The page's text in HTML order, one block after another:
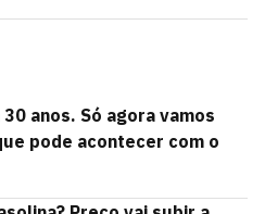
anos. Só agora vamos
pode acontecer com o